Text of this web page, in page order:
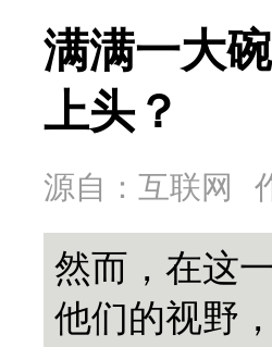
满满一大
上头？
源自：互联网
然而，在这
他们的视野